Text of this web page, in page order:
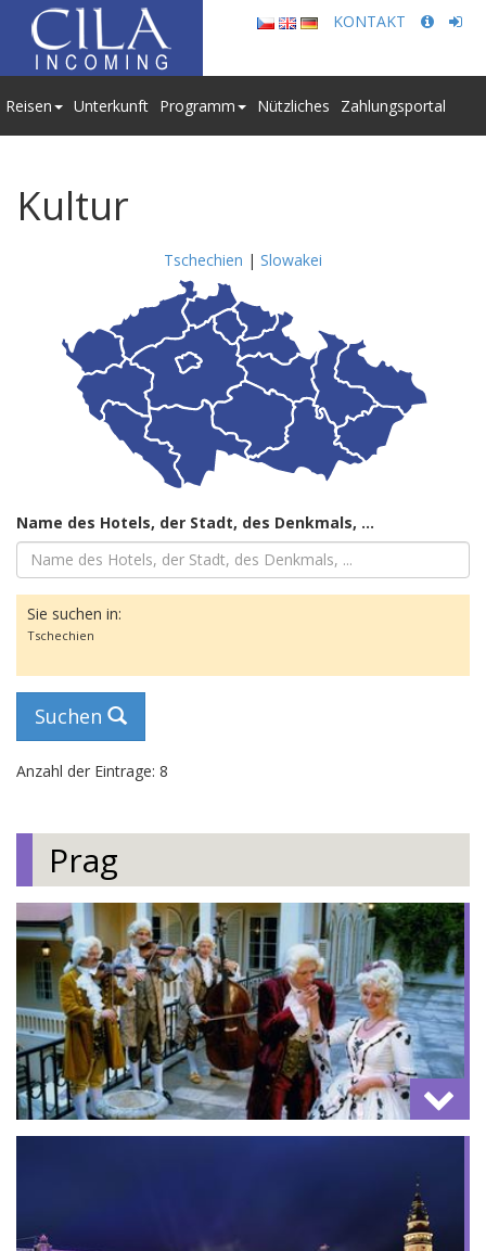
KONTAKT
Reisen Unterkunft Programm Nützliches Zahlungsportal
Kultur
Tschechien | Slowakei
Name des Hotels, der Stadt, des Denkmals, ...
Sie suchen in:
Tschechien
Suchen
Anzahl der Eintrage: 8
Prag